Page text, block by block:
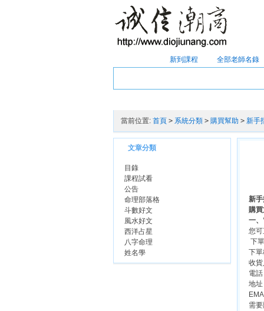
新到課程 全部老師名錄
當前位置: 首頁 > 系統分類 > 購買幫助 > 新手
文章分類
目錄
課程試看
公告
命理部落格
斗數好文
風水好文
西洋占星
八字命理
姓名學
新手
購
一
您
下
下
收貨
電話
地址
需